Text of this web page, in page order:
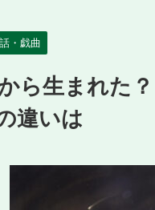
・戯曲
ら生まれた
違いは